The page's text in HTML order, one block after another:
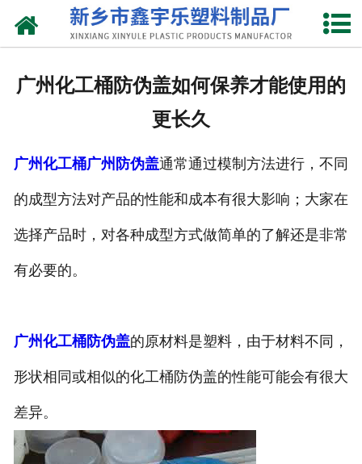
网站首页
联系我们
广州化工桶防伪盖如何保养才能使用的
更长久
广州化工桶广州防伪盖通常通过模制方法进行，不同
的成型方法对产品的性能和成本有很大影响；大家在
选择产品时，对各种成型方式做简单的了解还是非常
有必要的。
广州化工桶防伪盖的原材料是塑料，由于材料不同，
形状相同或相似的化工桶防伪盖的性能可能会有很大
差异。